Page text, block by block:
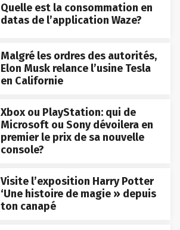
Quelle est la consommation en
datas de l’application Waze?
Malgré les ordres des autorités,
Elon Musk relance l’usine Tesla
en Californie
Xbox ou PlayStation: qui de
Microsoft ou Sony dévoilera en
premier le prix de sa nouvelle
console?
Visite l’exposition Harry Potter
‘Une histoire de magie » depuis
ton canapé